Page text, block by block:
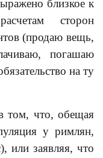
близкое к
сторон
(продаю вещь,
погашаю
на ту
том, что, обещая
у римлян,
или заявляя, что